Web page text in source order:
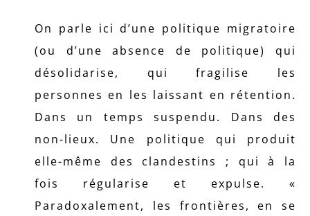
On parle ici d’une politique migratoire
(ou d’une absence de politique) qui
désolidarise, qui fragilise les
personnes en les laissant en rétention.
Dans un temps suspendu. Dans des
non-lieux. Une politique qui produit
elle-même des clandestins ; qui à la
fois régularise et expulse. «
Paradoxalement, les frontières, en se